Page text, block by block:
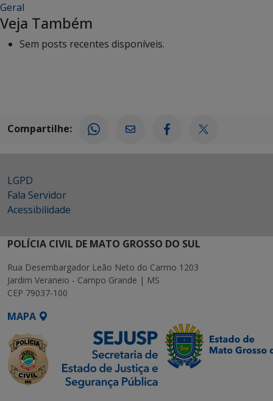
Geral
Veja Também
Sem posts recentes disponíveis.
Compartilhe:
LGPD
Fala Servidor
Acessibilidade
POLÍCIA CIVIL DE MATO GROSSO DO SUL
Rua Desembargador Leão Neto do Carmo 1203
Jardim Veraneio - Campo Grande | MS
CEP 79037-100
MAPA